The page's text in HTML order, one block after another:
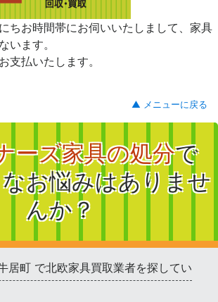
ちお時間帯にお伺いいたしまして、家具
います。
支払いたします。
▲ メニューに戻る
ーズ家具の処分で
お悩みはありませ
んか？
居町 で北欧家具買取業者を探してい